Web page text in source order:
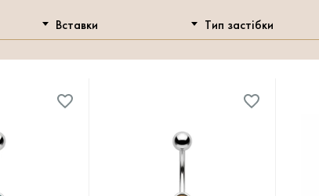
Вставки Тип застібки